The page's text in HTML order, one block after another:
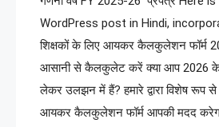
WordPress post in Hindi,
शिक्षकों के लिए आयकर कैलकुलेशन फॉर्म
आसानी से कैलकुलेट करें क्या आप 2026
लेकर उलझन में हैं? हमारे द्वारा विशेष रूप से
आयकर कैलकुलेशन फॉर्म आपकी मदद